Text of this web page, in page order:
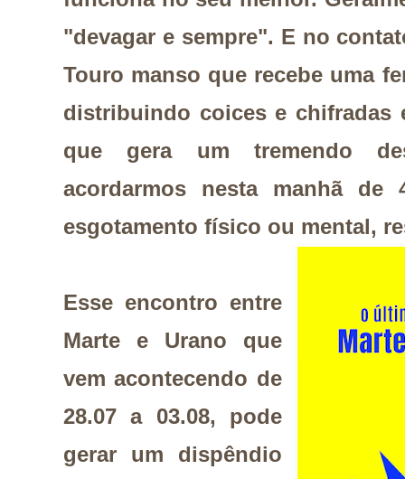
"devagar e sempre". E no
Touro manso que recebe uma
distribuindo coices e chifradas
que gera um tremendo
acordarmos nesta manhã de
esgotamento físico ou mental,
Esse encontro entre
Marte e Urano que
vem acontecendo de
28.07 a 03.08, pode
gerar um dispêndio